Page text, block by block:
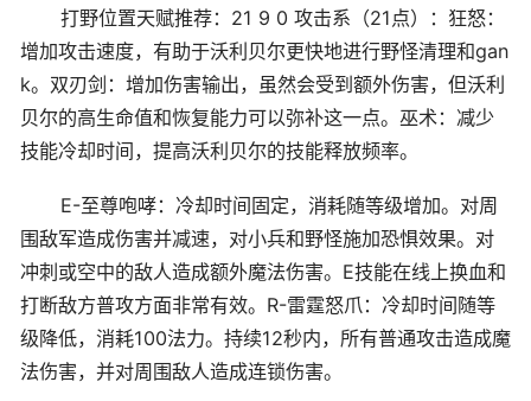
打野位置天赋推荐：21 9 0 攻击系（21点）：狂怒：
增加攻击速度，有助于沃利贝尔更快地进行野怪清理和gan
k。双刃剑：增加伤害输出，虽然会受到额外伤害，但沃利
贝尔的高生命值和恢复能力可以弥补这一点。巫术：减少
技能冷却时间，提高沃利贝尔的技能释放频率。
E-至尊咆哮：冷却时间固定，消耗随等级增加。对周
围敌军造成伤害并减速，对小兵和野怪施加恐惧效果。对
冲刺或空中的敌人造成额外魔法伤害。E技能在线上换血和
打断敌方普攻方面非常有效。R-雷霆怒爪：冷却时间随等
级降低，消耗100法力。持续12秒内，所有普通攻击造成魔
法伤害，并对周围敌人造成连锁伤害。